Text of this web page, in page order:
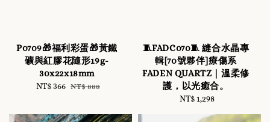
P0709🎁福利彩蛋🎁黃鐵
礦與紅膠花隨形19g-
30x22x18mm
Sale
NT$ 366 Regular
NT$ 888
🧵FADC070🧵 縫合水晶專
輯[70號夥伴]療傷系
FADEN QUARTZ｜溫柔修
護，以光癒合。
Regular
NT$ 1,298